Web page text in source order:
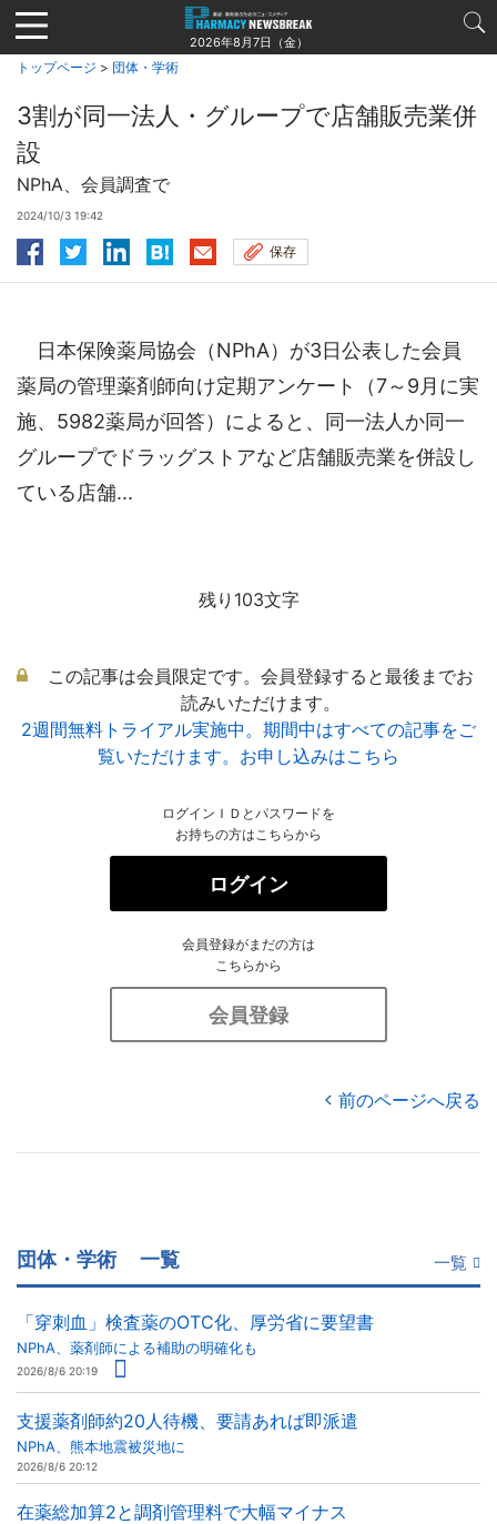
Jump
to
navigation
2026年8月7日（金）
トップページ > 団体・学術
3割が同一法人・グループで店舗販売業併
設
NPhA、会員調査で
2024/10/3 19:42
保存
日本保険薬局協会（NPhA）が3日公表した会員
薬局の管理薬剤師向け定期アンケート（7～9月に実
施、5982薬局が回答）によると、同一法人か同一
グループでドラッグストアなど店舗販売業を併設し
ている店舗...
残り103文字
この記事は会員限定です。会員登録すると最後までお
読みいただけます。
2週間無料トライアル実施中。期間中はすべての記事をご
覧いただけます。お申し込みはこちら
ログインＩＤとパスワードを
お持ちの方はこちらから
ログイン
会員登録がまだの方は
こちらから
会員登録
前のページへ戻る
団体・学術 一覧 一覧
「穿刺血」検査薬のOTC化、厚労省に要望書
NPhA、薬剤師による補助の明確化も
2026/8/6 20:19
支援薬剤師約20人待機、要請あれば即派遣
NPhA、熊本地震被災地に
2026/8/6 20:12
在薬総加算2と調剤管理料で大幅マイナス